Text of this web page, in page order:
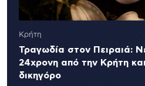
Κρήτη
Τραγωδία στον Πειραιά:
24χρονη από την Κρήτη
δικηγόρο